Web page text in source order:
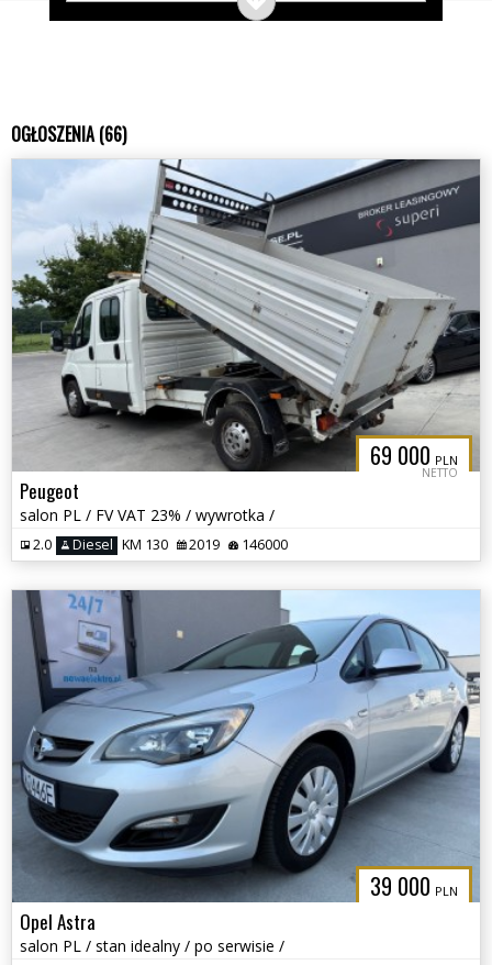
OGŁOSZENIA (66)
69 000 PLN
NETTO
Peugeot
salon PL / FV VAT 23% / wywrotka /
2.0 Diesel KM 130 2019 146000
39 000 PLN
Opel Astra
salon PL / stan idealny / po serwisie /